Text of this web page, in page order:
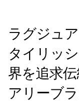
ラグジュ
タイリッ
界を追求
アリーブ